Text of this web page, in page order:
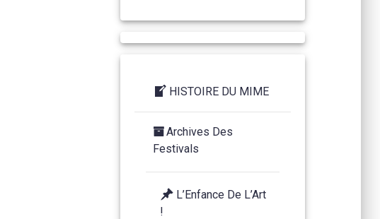
HISTOIRE DU MIME
Archives Des
Festivals
L’Enfance De L’Art
!